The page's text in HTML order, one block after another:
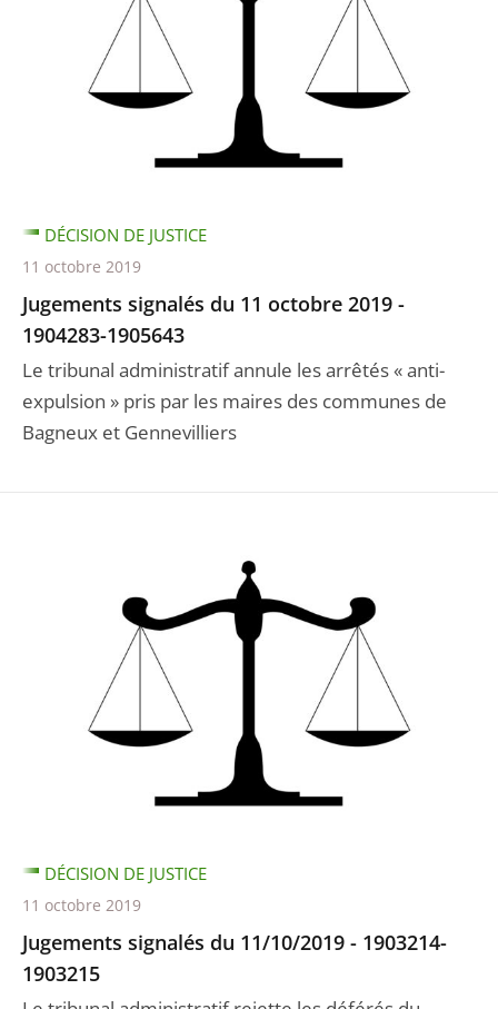
Jugements signalés du 11 octobre 2019 -
1904283-1905643
Le tribunal administratif annule les arrêtés « anti-
expulsion » pris par les maires des communes de
Bagneux et Gennevilliers
DÉCISION DE JUSTICE
11 octobre 2019
Jugements signalés du 11/10/2019 - 1903214-
1903215
DÉCISION DE JUSTICE
11 octobre 2019